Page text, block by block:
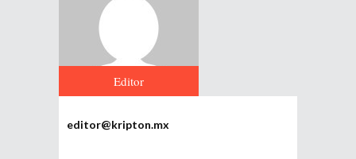
Editor
editor@kripton.mx